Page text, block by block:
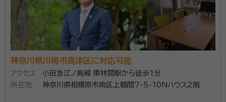
神奈川県川崎市高津区に対応可能
アクセス
小田急江ノ島線 東林間駅から徒歩1分
所在地
神奈川県相模原市南区上鶴間7-5-10Nハウス2階